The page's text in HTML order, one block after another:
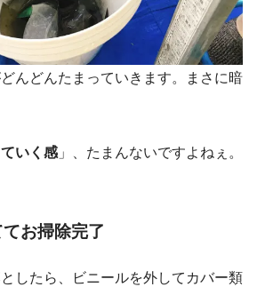
んどんたまっていきます。まさに暗
いく感 」、たまんないですよねぇ。
お掃除完了
したら、ビニールを外してカバー類